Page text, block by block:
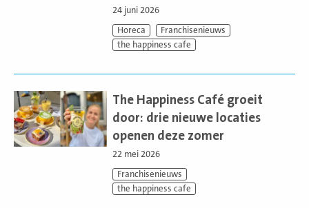
24 juni 2026
Horeca
Franchisenieuws
the happiness cafe
meer
The Happiness Café groeit
door: drie nieuwe locaties
openen deze zomer
22 mei 2026
Franchisenieuws
the happiness cafe